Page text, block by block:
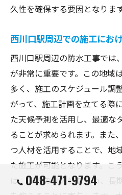
久性を確保する要因となります
西川口駅周辺での施工にお
西川口駅周辺の防水工事では
が非常に重要です。この地域
多く、施工のスケジュール調
がって、施工計画を立てる際
た天候予測を活用し、最適な
ることが求められます。また
つ人材を活用することで、地
た施工が可能となります。こ
は、建物の耐久性を高め、長
048-471-9794